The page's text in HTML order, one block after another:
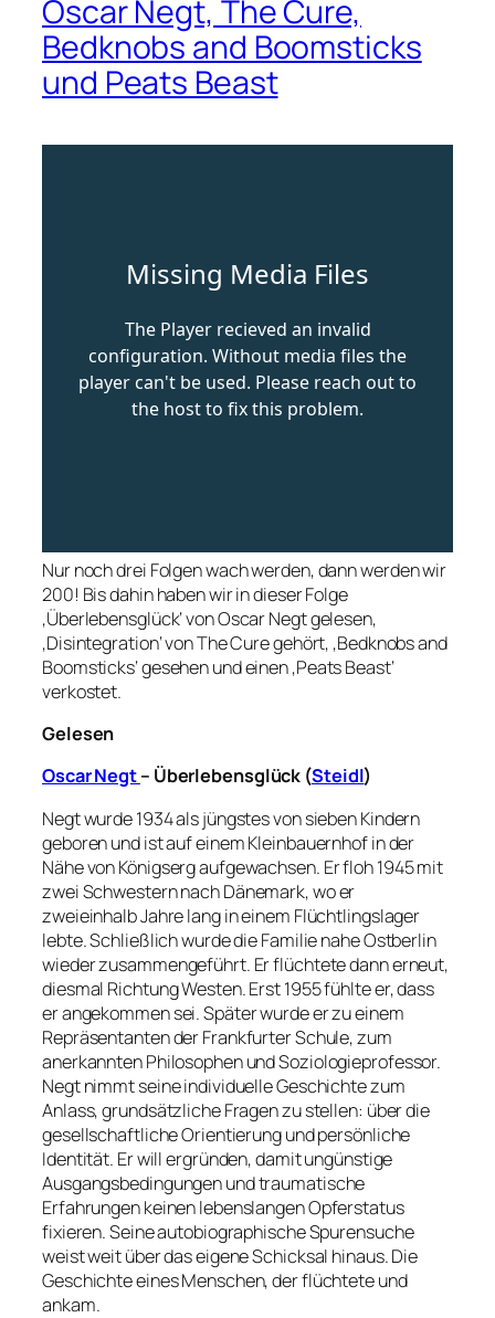
Oscar Negt, The Cure,
Bedknobs and Boomsticks
und Peats Beast
Nur noch drei Folgen wach werden, dann werden wir
200! Bis dahin haben wir in dieser Folge
‚Überlebensglück‘ von Oscar Negt gelesen,
‚Disintegration‘ von The Cure gehört, ‚Bedknobs and
Boomsticks‘ gesehen und einen ‚Peats Beast‘
verkostet.
Gelesen
Oscar Negt– Überlebensglück (Steidl)
Negt wurde 1934 als jüngstes von sieben Kindern
geboren und ist auf einem Kleinbauernhof in der
Nähe von Königserg aufgewachsen. Er floh 1945 mit
zwei Schwestern nach Dänemark, wo er
zweieinhalb Jahre lang in einem Flüchtlingslager
lebte. Schließlich wurde die Familie nahe Ostberlin
wieder zusammengeführt. Er flüchtete dann erneut,
diesmal Richtung Westen. Erst 1955 fühlte er, dass
er angekommen sei. Später wurde er zu einem
Repräsentanten der Frankfurter Schule, zum
anerkannten Philosophen und Soziologieprofessor.
Negt nimmt seine individuelle Geschichte zum
Anlass, grundsätzliche Fragen zu stellen: über die
gesellschaftliche Orientierung und persönliche
Identität. Er will ergründen, damit ungünstige
Ausgangsbedingungen und traumatische
Erfahrungen keinen lebenslangen Opferstatus
fixieren. Seine autobiographische Spurensuche
weist weit über das eigene Schicksal hinaus. Die
Geschichte eines Menschen, der flüchtete und
ankam.